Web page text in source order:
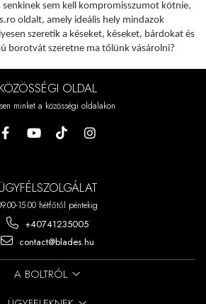
sem kell kompromisszumot kötnie,
oldalt, amely ideális hely mindazok
szeretik a késeket, késeket, bárdokat és
borotvát szeretne ma tőlünk vásárolni?
KÖZÖSSÉGI OLDAL
minket a közösségi oldalakon
15.00 hétfőtől péntekig
+40741235005
contact@blades.hu
A BOLTRÓL